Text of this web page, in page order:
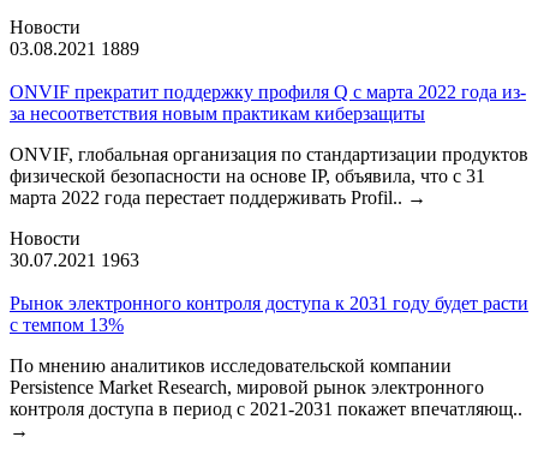
Новости
03.08.2021 1889
ONVIF прекратит поддержку профиля Q с марта 2022 года из-
за несоответствия новым практикам киберзащиты
ONVIF, глобальная организация по стандартизации продуктов
физической безопасности на основе IP, объявила, что с 31
марта 2022 года перестает поддерживать Profil.. →
Новости
30.07.2021 1963
Рынок электронного контроля доступа к 2031 году будет расти
с темпом 13%
По мнению аналитиков исследовательской компании
Persistence Market Research, мировой рынок электронного
контроля доступа в период с 2021-2031 покажет впечатляющ..
→